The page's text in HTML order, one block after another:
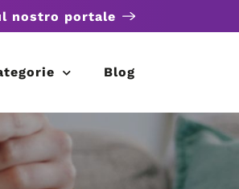
nostro portale
Blog